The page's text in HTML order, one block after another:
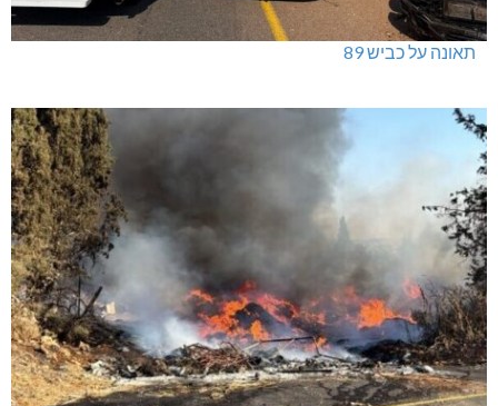
תאונה על כביש 89